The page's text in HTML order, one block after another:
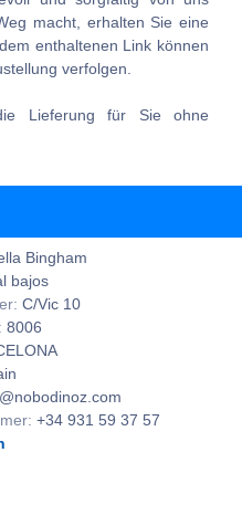
macht, erhalten Sie eine
enthaltenen Link können
verfolgen.
Lieferung für Sie ohne
Bingham
bajos
C/Vic 10
8006
+34 931 59 37 57